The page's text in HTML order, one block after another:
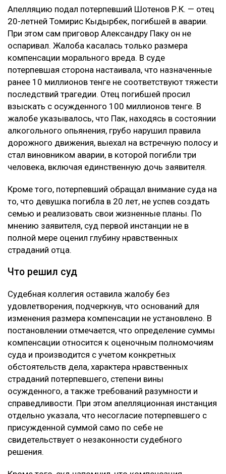
Апелляцию подал потерпевший Шотенов Р.К. — отец
20-летней Томирис Кыдырбек, погибшей в аварии.
При этом сам приговор Александру Паку он не
оспаривал. Жалоба касалась только размера
компенсации морального вреда. В суде
потерпевшая сторона настаивала, что назначенные
ранее 10 миллионов тенге не соответствуют тяжести
последствий трагедии. Отец погибшей просил
взыскать с осужденного 100 миллионов тенге. В
жалобе указывалось, что Пак, находясь в состоянии
алкогольного опьянения, грубо нарушил правила
дорожного движения, выехал на встречную полосу и
стал виновником аварии, в которой погибли три
человека, включая единственную дочь заявителя.
Кроме того, потерпевший обращал внимание суда на
то, что девушка погибла в 20 лет, не успев создать
семью и реализовать свои жизненные планы. По
мнению заявителя, суд первой инстанции не в
полной мере оценил глубину нравственных
страданий отца.
Что решил суд
Судебная коллегия оставила жалобу без
удовлетворения, подчеркнув, что оснований для
изменения размера компенсации не установлено. В
постановлении отмечается, что определение суммы
компенсации относится к оценочным полномочиям
суда и производится с учетом конкретных
обстоятельств дела, характера нравственных
страданий потерпевшего, степени вины
осужденного, а также требований разумности и
справедливости. При этом апелляционная инстанция
отдельно указала, что несогласие потерпевшего с
присужденной суммой само по себе не
свидетельствует о незаконности судебного
решения.